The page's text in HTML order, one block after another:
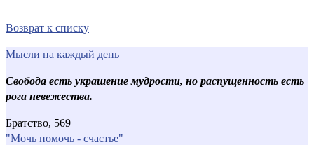
Возврат к списку
Мысли на каждый день
Свобода есть украшение мудрости, но распущенность есть
рога невежества.
Братство, 569
"Мочь помочь - счастье"